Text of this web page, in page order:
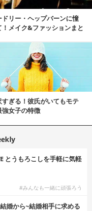
ドリー・ヘップバーンに憧
！メイク&ファッションまと
すぎる！彼氏がいてもモテ
強女子の特徴
とうもろこしを手軽に気軽
#みんなも一緒に頑張ろう
婚から~結婚相手に求める